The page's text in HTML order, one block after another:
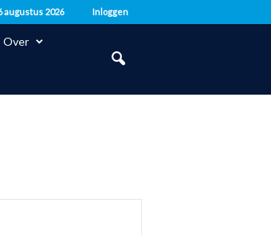
augustus 2026 Inloggen
Over